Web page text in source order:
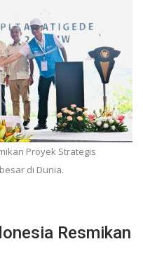
Proyek Strategis
di Dunia.
Resmikan